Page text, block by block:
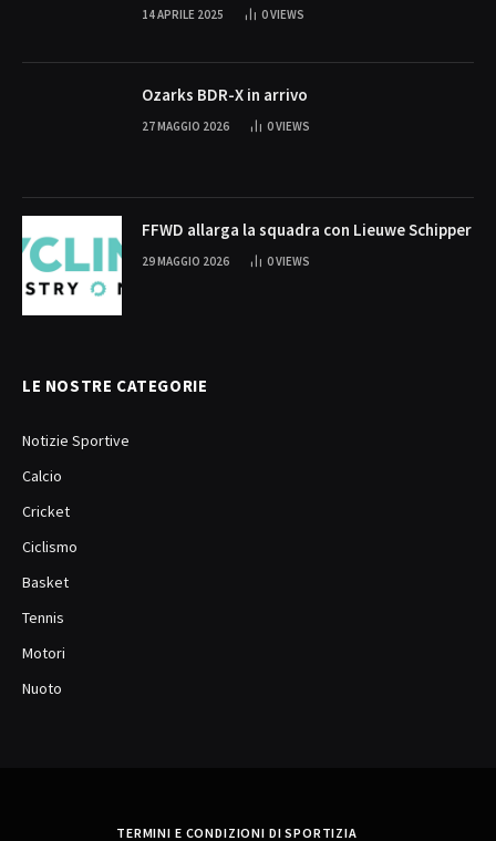
14 APRILE 2025 0VIEWS
Ozarks BDR-X in arrivo
27 MAGGIO 2026 0VIEWS
FFWD allarga la squadra con Lieuwe Schipper
29 MAGGIO 2026 0VIEWS
LE NOSTRE CATEGORIE
Notizie Sportive
Calcio
Cricket
Ciclismo
Basket
Tennis
Motori
Nuoto
TERMINI E CONDIZIONI DI SPORTIZIA